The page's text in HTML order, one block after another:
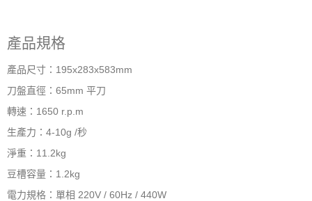
產品規格
產品尺寸：195x283x583mm
刀盤直徑：65mm 平刀
轉速：1650 r.p.m
生產力：4-10g /秒
淨重：11.2kg
豆槽容量：1.2kg
電力規格：單相 220V / 60Hz / 440W